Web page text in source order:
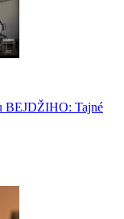
BEJDŽIHO: Tajné